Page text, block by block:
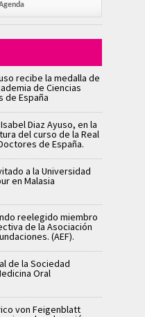
recibe la medalla de
de Ciencias
de España
Diaz Ayuso, en la
del curso de la Real
de España.
a la Universidad
en Malasia
reelegido miembro
de la Asociación
(AEF).
de la Sociedad
Oral
von Feigenblatt